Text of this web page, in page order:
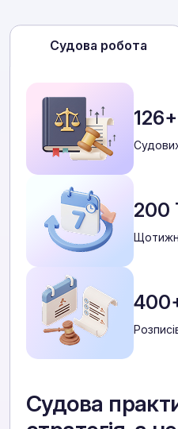
Судова робота
200
Судова